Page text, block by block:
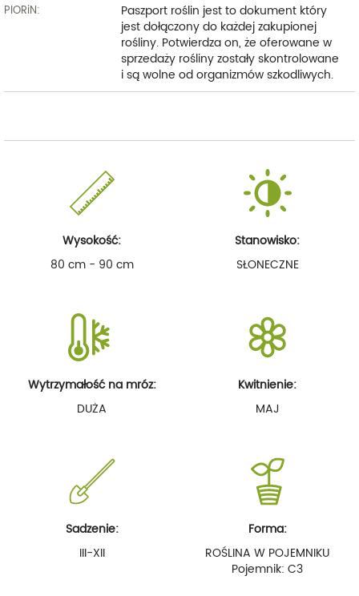
PIORiN:
Paszport roślin jest to dokument który
jest dołączony do każdej zakupionej
rośliny. Potwierdza on, że oferowane w
sprzedaży rośliny zostały skontrolowane
i są wolne od organizmów szkodliwych.
Wysokość:
80 cm - 90 cm
Stanowisko:
SŁONECZNE
Wytrzymałość na mróz:
DUŻA
Kwitnienie:
MAJ
Sadzenie:
III-XII
Forma:
ROŚLINA W POJEMNIKU
Pojemnik: C3